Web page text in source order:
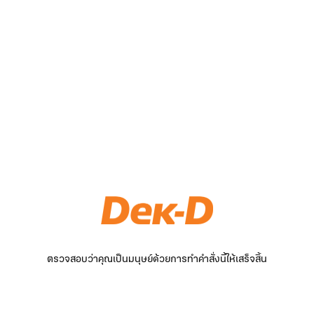
ตรวจสอบว่าคุณเป็นมนุษย์ด้วยการทำคำสั่งนี้ให้เสร็จสิ้น